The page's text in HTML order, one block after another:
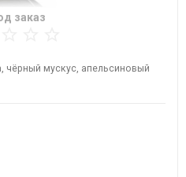
заказ
чёрный мускус, апельсиновый